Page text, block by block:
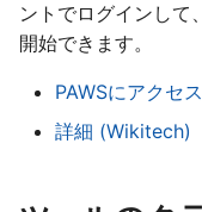
ントでログインして
開始できます。
PAWSにアクセス
詳細 (Wikitech)